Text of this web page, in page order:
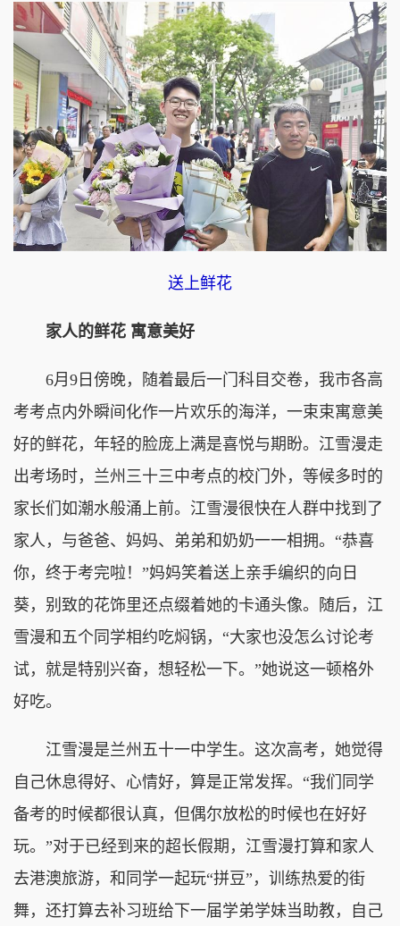
送上鲜花
家人的鲜花 寓意美好
6月9日傍晚，随着最后一门科目交卷，我市各高
考考点内外瞬间化作一片欢乐的海洋，一束束寓意美
好的鲜花，年轻的脸庞上满是喜悦与期盼。江雪漫走
出考场时，兰州三十三中考点的校门外，等候多时的
家长们如潮水般涌上前。江雪漫很快在人群中找到了
家人，与爸爸、妈妈、弟弟和奶奶一一相拥。“恭喜
你，终于考完啦！”妈妈笑着送上亲手编织的向日
葵，别致的花饰里还点缀着她的卡通头像。随后，江
雪漫和五个同学相约吃焖锅，“大家也没怎么讨论考
试，就是特别兴奋，想轻松一下。”她说这一顿格外
好吃。
江雪漫是兰州五十一中学生。这次高考，她觉得
自己休息得好、心情好，算是正常发挥。“我们同学
备考的时候都很认真，但偶尔放松的时候也在好好
玩。”对于已经到来的超长假期，江雪漫打算和家人
去港澳旅游，和同学一起玩“拼豆”，训练热爱的街
舞，还打算去补习班给下一届学弟学妹当助教，自己